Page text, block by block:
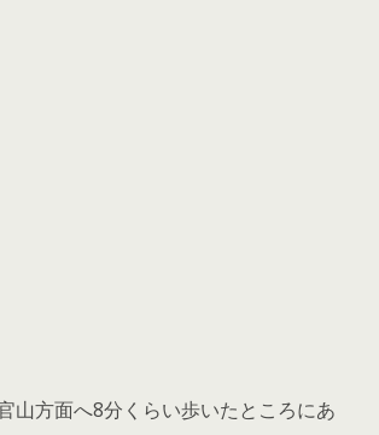
山方面へ8分くらい歩いたところにあ